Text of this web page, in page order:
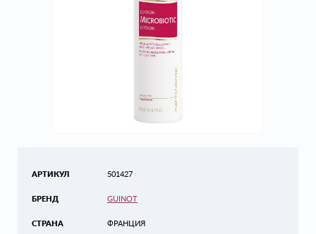
АРТИКУЛ
БРЕНД
СТРАНА
501427
GUINOT
ФРАНЦИЯ